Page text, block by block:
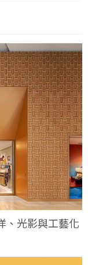
、光影與工藝化